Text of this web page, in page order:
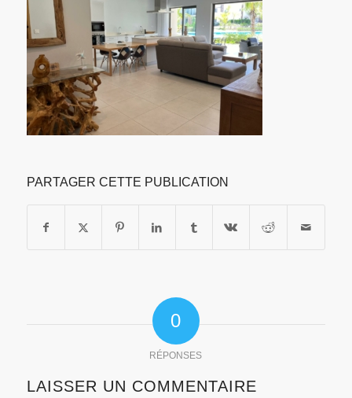
PARTAGER CETTE PUBLICATION
0
RÉPONSES
LAISSER UN COMMENTAIRE